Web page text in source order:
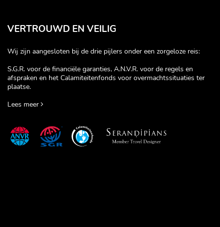
VERTROUWD EN VEILIG
Wij zijn aangesloten bij de drie pijlers onder een zorgeloze reis:
S.G.R. voor de financiële garanties, A.N.V.R. voor de regels en
afspraken en het Calamiteitenfonds voor overmachtssituaties ter
plaatse.
Lees meer